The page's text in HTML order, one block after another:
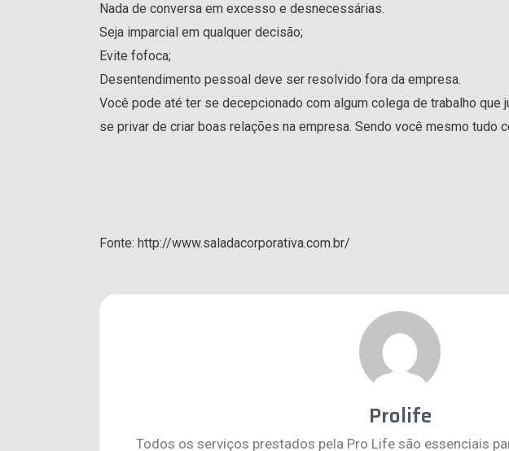
Nada de conversa em excesso e desnecessárias.
Seja imparcial em qualquer decisão;
Evite fofoca;
Desentendimento pessoal deve ser resolvido fora da empresa.
Você pode até ter se decepcionado com algum colega de trabalho que
se privar de criar boas relações na empresa. Sendo você mesmo tudo
Fonte: http://www.saladacorporativa.com.br/
Prolife
Todos os serviços prestados pela Pro Life são essenciais